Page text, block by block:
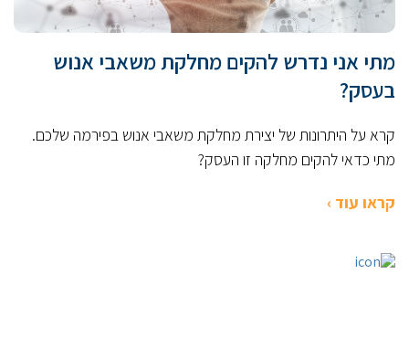
מתי אני נדרש להקים מחלקת משאבי אנוש
בעסק?
קרא על היתרונות של יצירת מחלקת משאבי אנוש בפירמה שלכם.
מתי כדאי להקים מחלקה זו העסק?
קראו עוד ›